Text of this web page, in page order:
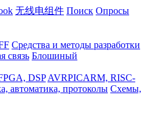
无线电组件 Поиск Опросы
Средства и методы разработки
связь Блошиный
DSP AVRPICARM, RISC-
автоматика, протоколы Схемы,